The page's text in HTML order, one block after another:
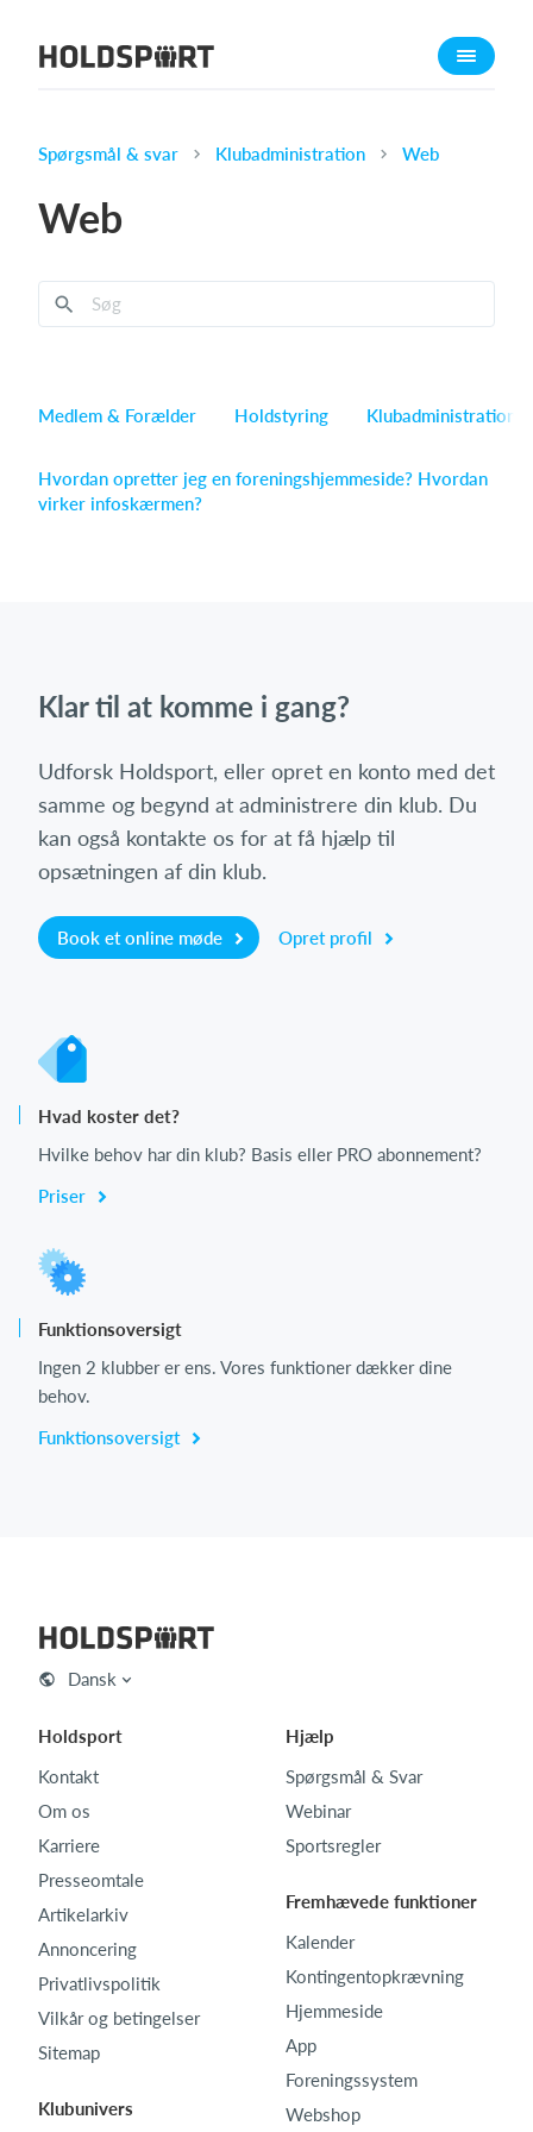
Om Holdsport
Presseomtale
Kalender
Webshop
Spørgsmål & svar Klubadministration Web
Web
Medlem & Forælder Holdstyring Klubadministration
Hvordan opretter jeg en foreningshjemmeside? Hvordan
virker infoskærmen?
Klar til at komme i gang?
Udforsk Holdsport, eller opret en konto med det
samme og begynd at administrere din klub. Du
kan også kontakte os for at få hjælp til
opsætningen af din klub.
Book et online møde Opret profil
Hvad koster det?
Hvilke behov har din klub? Basis eller PRO abonnement?
Priser
Funktionsoversigt
Ingen 2 klubber er ens. Vores funktioner dækker dine
behov.
Funktionsoversigt
Dansk
Holdsport
Kontakt
Om os
Karriere
Presseomtale
Artikelarkiv
Annoncering
Privatlivspolitik
Vilkår og betingelser
Sitemap
Klubunivers
Hjælp
Spørgsmål & Svar
Webinar
Sportsregler
Fremhævede funktioner
Kalender
Kontingentopkrævning
Hjemmeside
App
Foreningssystem
Webshop